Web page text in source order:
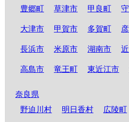
豊郷町
草津市 甲良町
大津市 甲賀市 多賀町
長浜市 米原市 湖南市
高島市 竜王町 東近江市
奈良県
野迫川村
明日香村 広陵町